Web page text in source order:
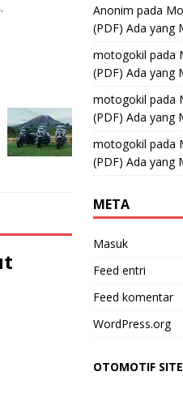
Anonim pada
(PDF) Ada yang
motogokil pada
(PDF) Ada yang
motogokil pada
(PDF) Ada yang
motogokil pada
(PDF) Ada yang
META
Masuk
Feed entri
Feed komentar
WordPress.org
OTOMOTIF SITE